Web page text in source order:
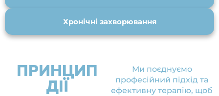
Хронічні захворювання
ПРИНЦИП
ДІЇ
Ми поєднуємо
професійний підхід та
ефективну терапію, щоб